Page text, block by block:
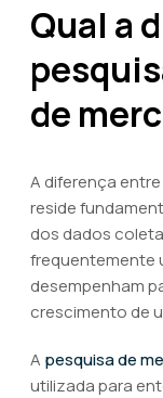
Qual a
de
A diferença
reside
dos dados
frequentemente
desempenham
crescimento de
A pesquisa de
utilizada para